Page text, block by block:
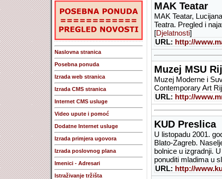
Naslovna stranica
Posebna ponuda
Izrada web stranica
Izrada CMS stranica
Internet CMS usluge
Video upute i pomoć
Dodatne Internet usluge
Izrada primjera ugovora
Izrada poslovnog plana
Imenici - Adresari
Istraživanje tržišta
MAK Teatar
MAK Teatar,
Teatra. Pregled i
[Djelatnosti]
URL: http://
Muzej MSU
Muzej Moderne i
Contemporary Art
URL: http://
KUD Preslica
U listopadu 2001.
Blato-Zagreb.
bolnice u izgradnji.
ponuditi mladima u
URL: http://